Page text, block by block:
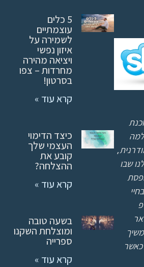
שבו
5 כלים
עוצמתיים
לשמירה על
איזון נפשי
ויציאה מהירה
מחרדות – צפו
בסרטון!
קרא עוד »
כיצד הדימוי
העצמי שלך
קובע את
ההצלחה?
קרא עוד »
בשעה טובה
ומוצלחת השקנו
ספרייה
קרא עוד »